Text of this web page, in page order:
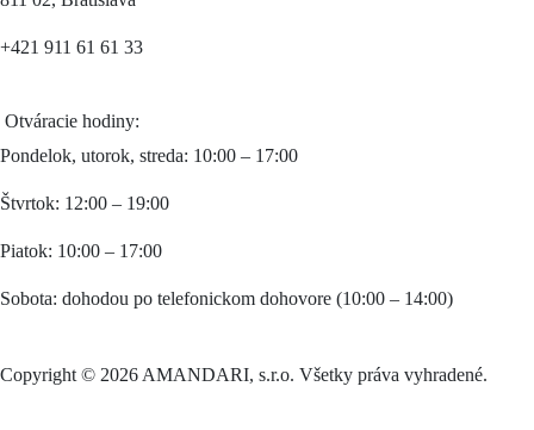
+421 911 61 61 33
Otváracie hodiny:
Pondelok, utorok, streda: 10:00 – 17:00
Štvrtok: 12:00 – 19:00
Piatok: 10:00 – 17:00
Sobota: dohodou po telefonickom dohovore (10:00 – 14:00)
Copyright © 2026 AMANDARI, s.r.o. Všetky práva vyhradené.